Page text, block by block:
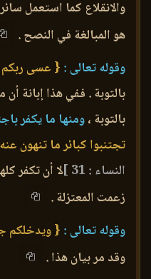
والانقلاع كما استعمل
هو المبالغة في النصح .
وقوله تعالى : { عسى ربكم
بالتوبة . ففي هذا إبانة
بالتوبة ،ومنها ما يكفر
تجتنبوا كبائر ما تنهون
النساء : 31 ]
لا أن تكفر
زعمت المعتزلة .
وقوله تعالى : { ويدخلكم
وقد مر بيان هذا .